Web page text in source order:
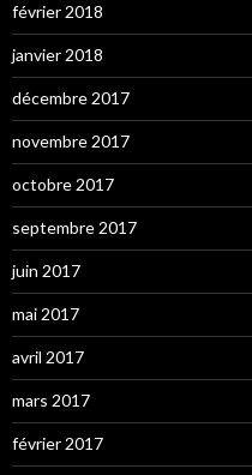
février 2018
janvier 2018
décembre 2017
novembre 2017
octobre 2017
septembre 2017
juin 2017
mai 2017
avril 2017
mars 2017
février 2017